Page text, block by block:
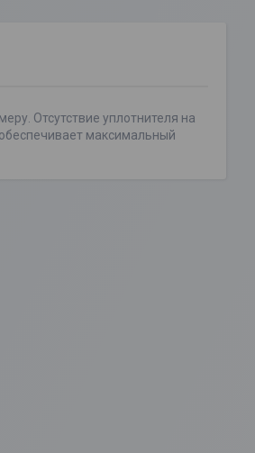
Отсутствие уплотнителя на
максимальный